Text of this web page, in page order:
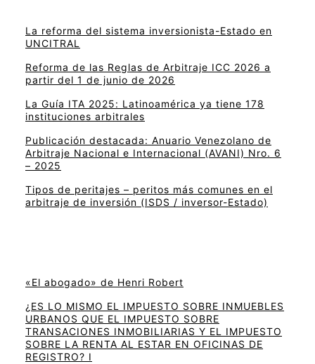
La reforma del sistema inversionista-Estado en
UNCITRAL
Reforma de las Reglas de Arbitraje ICC 2026 a
partir del 1 de junio de 2026
La Guía ITA 2025: Latinoamérica ya tiene 178
instituciones arbitrales
Publicación destacada: Anuario Venezolano de
Arbitraje Nacional e Internacional (AVANI) Nro. 6
– 2025
Tipos de peritajes – peritos más comunes en el
arbitraje de inversión (ISDS / inversor-Estado)
«El abogado» de Henri Robert
¿ES LO MISMO EL IMPUESTO SOBRE INMUEBLES
URBANOS QUE EL IMPUESTO SOBRE
TRANSACIONES INMOBILIARIAS Y EL IMPUESTO
SOBRE LA RENTA AL ESTAR EN OFICINAS DE
REGISTRO? I